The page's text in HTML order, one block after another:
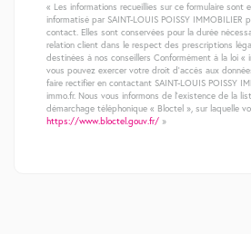
« Les informations recueillies sur ce formulaire sont
informatisé par SAINT-LOUIS POISSY IMMOBILIER
contact. Elles sont conservées pour la durée
relation client dans le respect des prescriptions
destinées à nos conseillers Conformément à la loi
vous pouvez exercer votre droit d'accès aux
faire rectifier en contactant SAINT-LOUIS POISSY
immo.fr. Nous vous informons de l'existence de la
démarchage téléphonique « Bloctel », sur laquelle
https://www.bloctel.gouv.fr/ »